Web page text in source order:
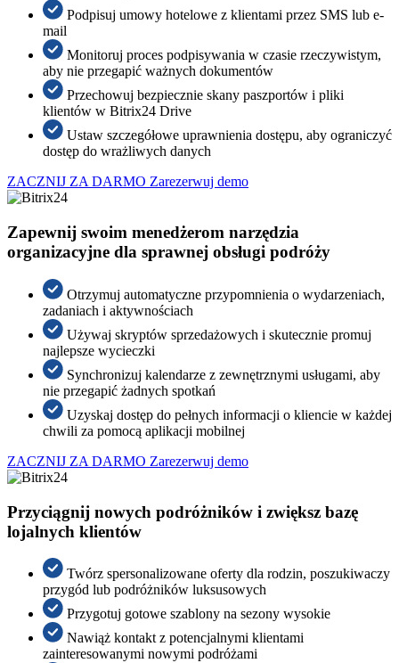
Podpisuj umowy hotelowe z klientami przez SMS lub e-
mail
Monitoruj proces podpisywania w czasie rzeczywistym,
aby nie przegapić ważnych dokumentów
Przechowuj bezpiecznie skany paszportów i pliki
klientów w Bitrix24 Drive
Ustaw szczegółowe uprawnienia dostępu, aby ograniczyć
dostęp do wrażliwych danych
ZACZNIJ ZA DARMO Zarezerwuj demo
Zapewnij swoim menedżerom narzędzia
organizacyjne dla sprawnej obsługi podróży
Otrzymuj automatyczne przypomnienia o wydarzeniach,
zadaniach i aktywnościach
Używaj skryptów sprzedażowych i skutecznie promuj
najlepsze wycieczki
Synchronizuj kalendarze z zewnętrznymi usługami, aby
nie przegapić żadnych spotkań
Uzyskaj dostęp do pełnych informacji o kliencie w każdej
chwili za pomocą aplikacji mobilnej
ZACZNIJ ZA DARMO Zarezerwuj demo
Przyciągnij nowych podróżników i zwiększ bazę
lojalnych klientów
Twórz spersonalizowane oferty dla rodzin, poszukiwaczy
przygód lub podróżników luksusowych
Przygotuj gotowe szablony na sezony wysokie
Nawiąż kontakt z potencjalnymi klientami
zainteresowanymi nowymi podróżami